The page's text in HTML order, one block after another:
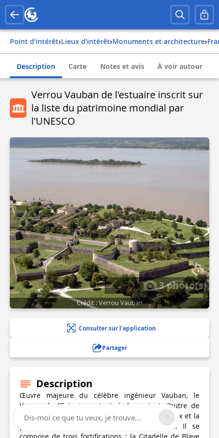
Point d'intérêt› Lieux d'intérêt› Monuments et architecture›
Description Carte Notes et avis À voir autour
Verrou Vauban de l'estuaire inscrit sur
la liste du patrimoine mondial par
l'UNESCO
3 photo(s)
Crédit : Verrou Vauban
Consulter sur l'application
Partager
Description
Œuvre majeure du célèbre ingénieur Vauban, le
Verrou de l’Estuaire est situé de part et d’autre de
l’estuaire de la Gironde pour surveiller Bordeaux et la
protéger des attaques maritimes ennemies. Il se
Dis-moi ce que tu veux, je trouve...